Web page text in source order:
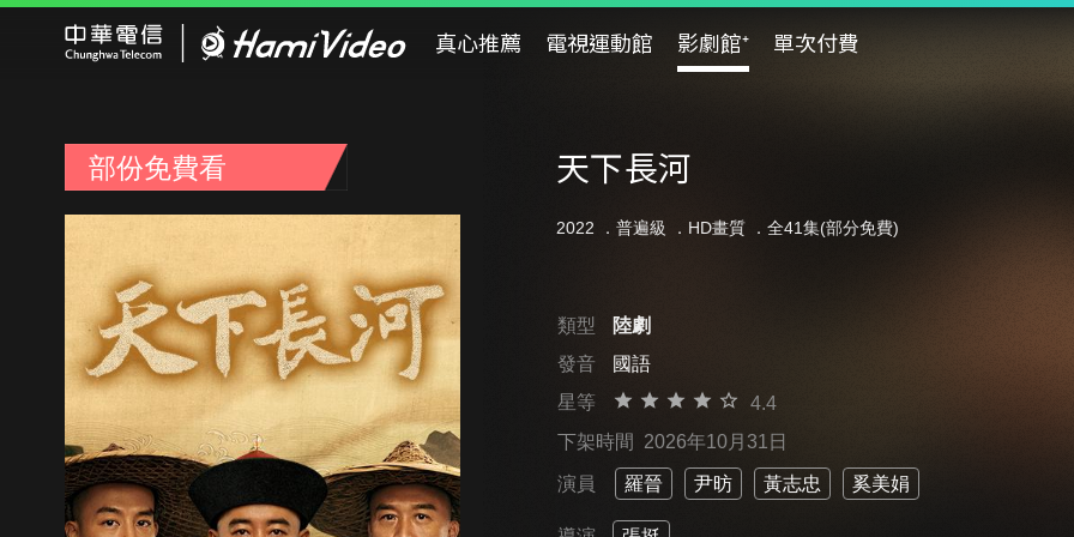
真心推薦 電視運動館 影劇館⁺ 單次付費
部份免費看 天下長河
2022 ． 普遍級 ．HD畫質 ．全41集(部分免費)
類型
陸劇
發音
國語
星等
4.4
下架時間 2026年10月31日
演員 羅晉 尹昉 黃志忠 奚美娟